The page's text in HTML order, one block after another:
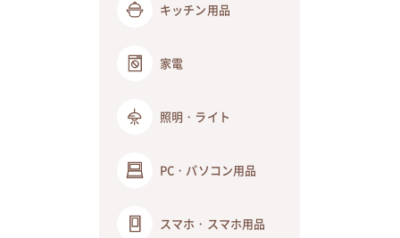
キッチン用品
家電
照明・ライト
PC・パソコン用品
スマホ・スマホ用品